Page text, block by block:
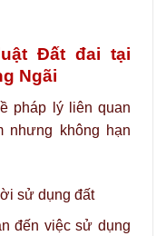
Đất đai tại
Ngãi
pháp lý liên quan
nhưng không hạn
sử dụng đất
đến việc sử dụng